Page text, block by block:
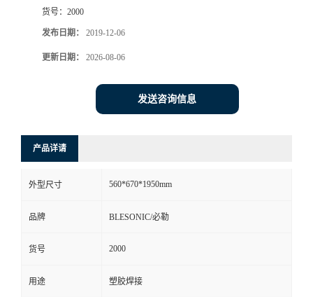
货号： 2000
发布日期： 2019-12-06
更新日期： 2026-08-06
发送咨询信息
产品详请
外型尺寸 560*670*1950mm
品牌 BLESONIC/必勒
货号 2000
用途 塑胶焊接